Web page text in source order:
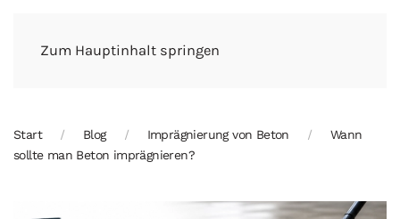
Zum Hauptinhalt springen
Start Blog Imprägnierung von Beton
Wann
sollte man Beton imprägnieren?